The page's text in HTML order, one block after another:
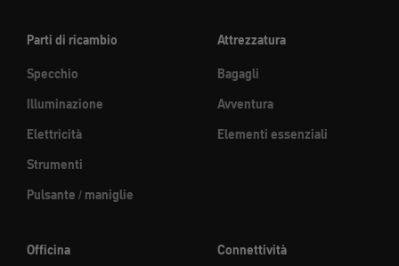
Parti di ricambio
Specchio
Illuminazione
Elettricità
Strumenti
Pulsante / maniglie
Attrezzatura
Bagagli
Avventura
Elementi essenziali
Officina
Connettività